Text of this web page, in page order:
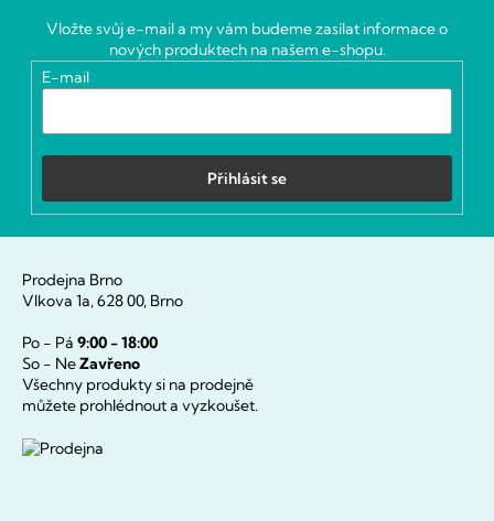
Vložte svůj e-mail a my vám budeme zasílat informace o
nových produktech na našem e-shopu.
E-mail
Přihlásit se
Prodejna Brno
Vlkova 1a, 628 00, Brno
Po - Pá 9:00 - 18:00
So - NeZavřeno
Všechny produkty si na prodejně
můžete prohlédnout a vyzkoušet.